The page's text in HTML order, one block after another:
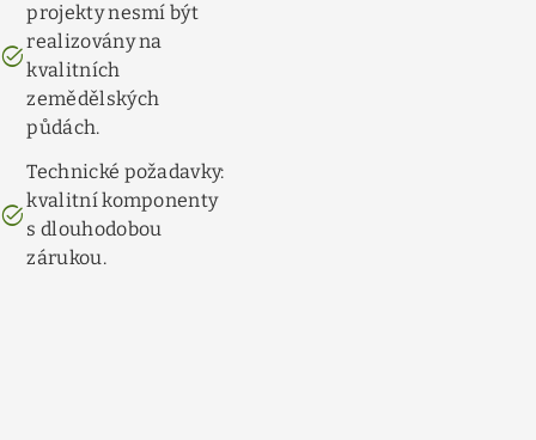
task_alt
projekty nesmí být
realizovány na
kvalitních
zemědělských
půdách.
task_alt
Technické požadavky:
kvalitní komponenty
s dlouhodobou
zárukou.